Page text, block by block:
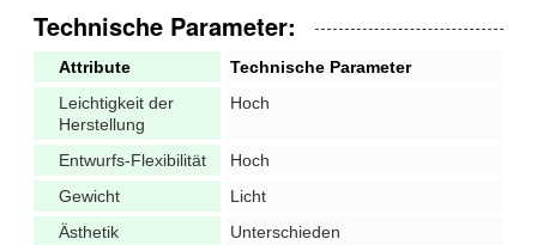
Technische Parameter:
Attribute
Technische Parameter
Leichtigkeit der
Herstellung
Hoch
Entwurfs-Flexibilität
Hoch
Gewicht
Licht
Ästhetik
Unterschieden